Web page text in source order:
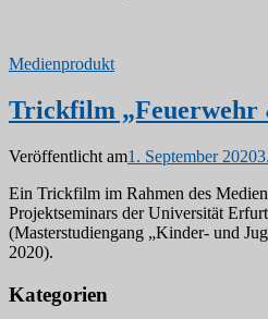
Medienprodukt
Trickfilm „Feuerwehr
Veröffentlicht am1. September 2020
Ein Trickfilm im Rahmen des
Projektseminars der Universität
(Masterstudiengang „Kinder- und
2020).
Kategorien